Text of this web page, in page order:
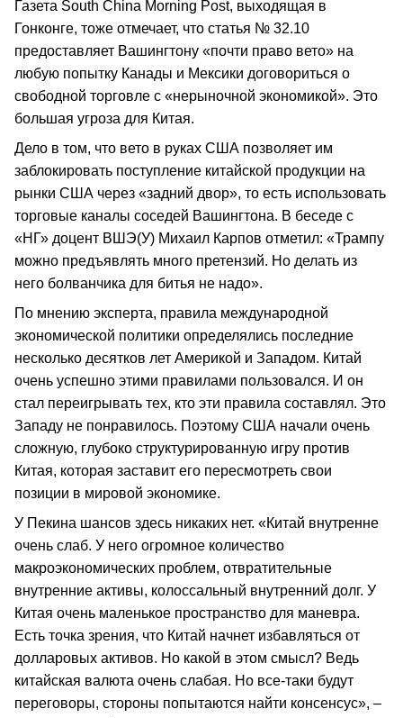
Газета South China Morning Post, выходящая в
Гонконге, тоже отмечает, что статья № 32.10
предоставляет Вашингтону «почти право вето» на
любую попытку Канады и Мексики договориться о
свободной торговле с «нерыночной экономикой». Это
большая угроза для Китая.
Дело в том, что вето в руках США позволяет им
заблокировать поступление китайской продукции на
рынки США через «задний двор», то есть использовать
торговые каналы соседей Вашингтона. В беседе с
«НГ» доцент ВШЭ(У) Михаил Карпов отметил: «Трампу
можно предъявлять много претензий. Но делать из
него болванчика для битья не надо».
По мнению эксперта, правила международной
экономической политики определялись последние
несколько десятков лет Америкой и Западом. Китай
очень успешно этими правилами пользовался. И он
стал переигрывать тех, кто эти правила составлял. Это
Западу не понравилось. Поэтому США начали очень
сложную, глубоко структурированную игру против
Китая, которая заставит его пересмотреть свои
позиции в мировой экономике.
У Пекина шансов здесь никаких нет. «Китай внутренне
очень слаб. У него огромное количество
макроэкономических проблем, отвратительные
внутренние активы, колоссальный внутренний долг. У
Китая очень маленькое пространство для маневра.
Есть точка зрения, что Китай начнет избавляться от
долларовых активов. Но какой в этом смысл? Ведь
китайская валюта очень слабая. Но все-таки будут
переговоры, стороны попытаются найти консенсус», –